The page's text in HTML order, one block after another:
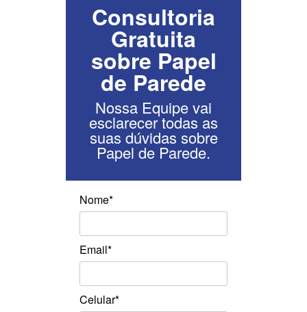
Consultoria
Gratuita
sobre Papel
de Parede
Nossa Equipe vai
esclarecer todas as
suas dúvidas sobre
Papel de Parede.
Nome*
Email*
Celular*